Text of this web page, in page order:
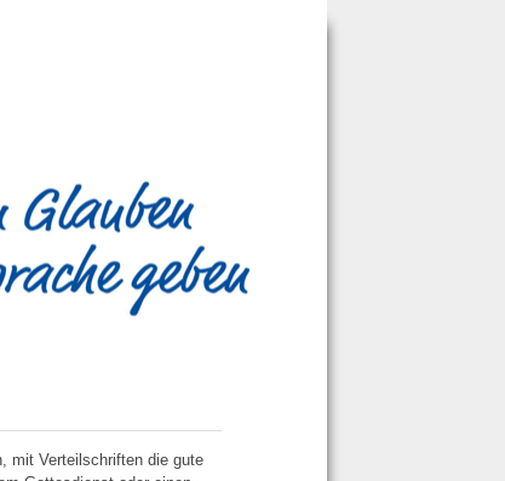
mit Verteilschriften die gute